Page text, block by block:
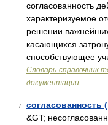
согласованность
характеризуемое
решении
касающихся
способствующее
Словарь-справочник
документации
7 согласованность
&GT;